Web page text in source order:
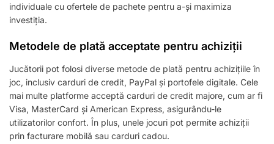
individuale cu ofertele de pachete pentru a-și maximiza
investiția.
Metodele de plată acceptate pentru achiziții
Jucătorii pot folosi diverse metode de plată pentru achizițiile în
joc, inclusiv carduri de credit, PayPal și portofele digitale. Cele
mai multe platforme acceptă carduri de credit majore, cum ar fi
Visa, MasterCard și American Express, asigurându-le
utilizatorilor confort. În plus, unele jocuri pot permite achiziții
prin facturare mobilă sau carduri cadou.